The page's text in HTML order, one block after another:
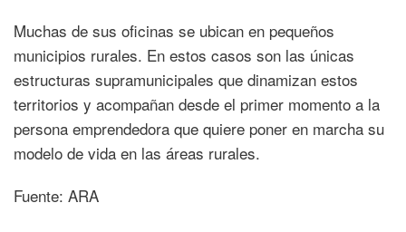
Muchas de sus oficinas se ubican en pequeños
municipios rurales. En estos casos son las únicas
estructuras supramunicipales que dinamizan estos
territorios y acompañan desde el primer momento a la
persona emprendedora que quiere poner en marcha su
modelo de vida en las áreas rurales.
Fuente: ARA